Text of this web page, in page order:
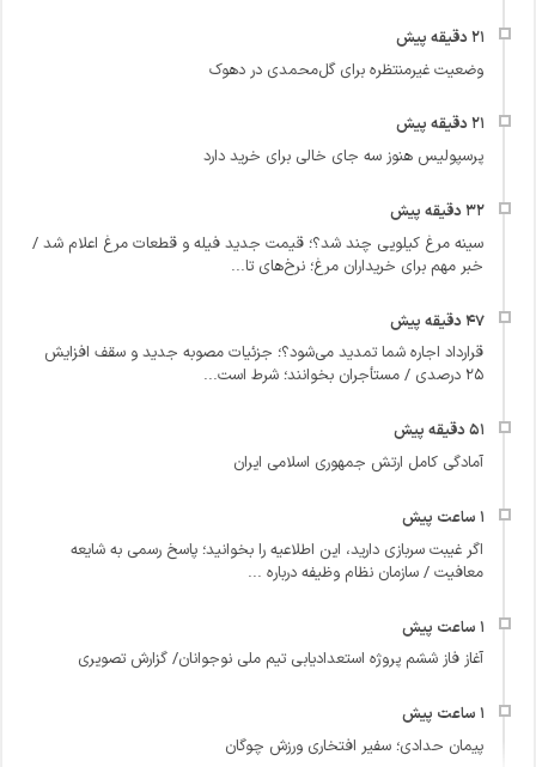
وضعیت غیرمنتظره برای گل‌محمدی در دهوک
پرسپولیس هنوز سه جای خالی برای خرید دارد
سینه مرغ کیلویی چند شد؟؛ قیمت جدید فیله و قطعات مرغ اعلام شد /
خبر مهم برای خریداران مرغ؛ نرخ‌های تا...
قرارداد اجاره شما تمدید می‌شود؟؛ جزئیات مصوبه جدید و سقف افزایش
۲۵ درصدی / مستأجران بخوانند؛ شرط است...
آمادگی کامل ارتش جمهوری اسلامی ایران
اگر غیبت سربازی دارید، این اطلاعیه را بخوانید؛ پاسخ رسمی به شایعه
معافیت / سازمان نظام وظیفه درباره ...
آغاز فاز ششم پروژه استعدادیابی تیم ملی نوجوانان/ گزارش تصویری
پیمان حدادی؛ سفیر افتخاری ورزش چوگان